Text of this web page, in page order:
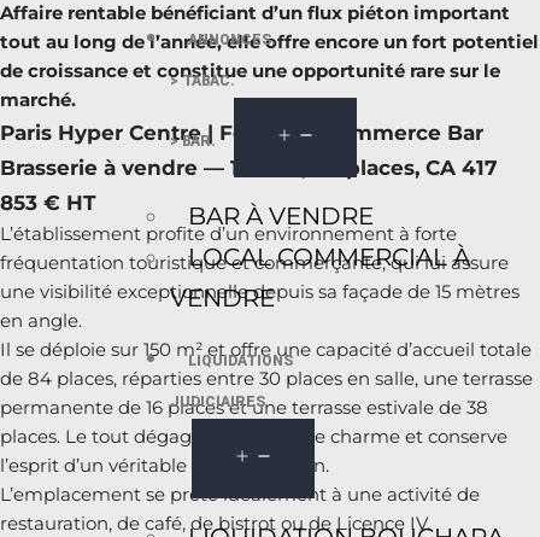
ANNONCES.
> TABAC.
> BAR.
BAR À VENDRE
LOCAL COMMERCIAL À
VENDRE
LIQUIDATIONS
JUDICIAIRES
Affaire rentable bénéficiant d’un flux piéton important
tout au long de l’année, elle offre encore un fort potentiel
de croissance et constitue une opportunité rare sur le
marché.
Paris Hyper Centre | Fonds de commerce Bar
Brasserie à vendre — 150 m², 84 places, CA 417
853 € HT
L’établissement profite d’un environnement à forte
fréquentation touristique et commerçante, qui lui assure
une visibilité exceptionnelle depuis sa façade de 15 mètres
en angle.
Il se déploie sur 150 m² et offre une capacité d’accueil totale
de 84 places, réparties entre 30 places en salle, une terrasse
permanente de 16 places et une terrasse estivale de 38
places. Le tout dégage beaucoup de charme et conserve
l’esprit d’un véritable bistrot parisien.
L’emplacement se prête idéalement à une activité de
restauration, de café, de bistrot ou de Licence IV.